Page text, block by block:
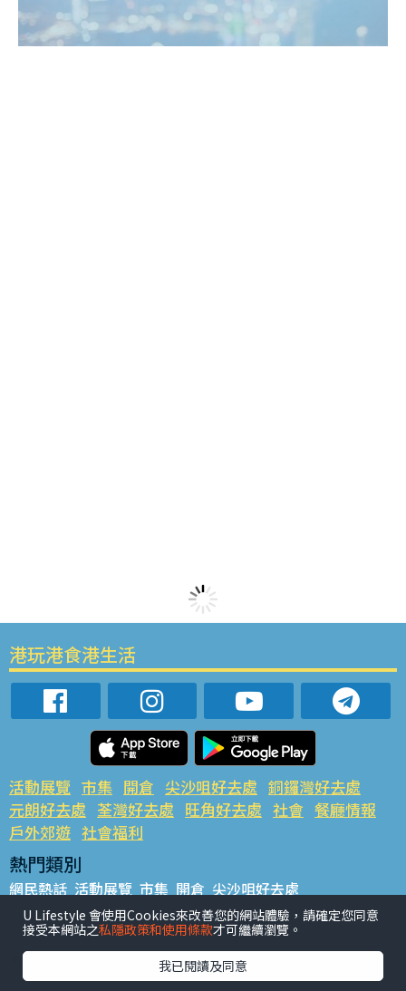
港玩港食港生活
活動展覽 市集 開倉 尖沙咀好去處 銅鑼灣好去處
元朗好去處 荃灣好去處 旺角好去處 社會 餐廳情報
戶外郊遊 社會福利
熱門類別
網民熱話 活動展覽 市集 開倉 尖沙咀好去處
銅鑼灣好去處 元朗好去處 荃灣好去處 旺角好去處 社會
餐廳情報 戶外郊遊
熱門標籤
U Lifestyle 會使用Cookies來改善您的網站體驗，請確定您同意
接受本網站之私隱政策和使用條款才可繼續瀏覽。
我已閱讀及同意